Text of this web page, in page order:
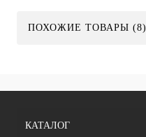
ПОХОЖИЕ ТОВАРЫ (8)
КАТАЛОГ